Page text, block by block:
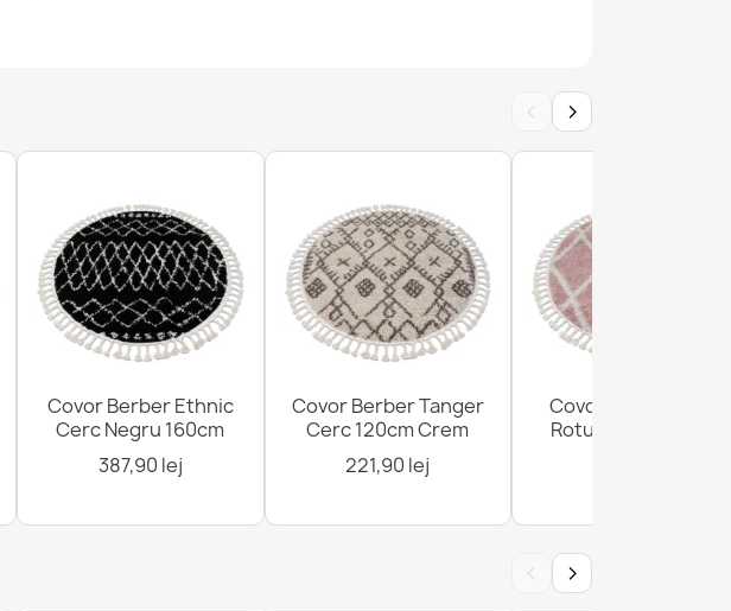
Covor SHAPE Urs Shaggy - roz murdar pluș, antiderapant,
spălabil
Covor SHAPE Urs Shaggy - albastru pluș, antiderapant,
spălabil
‹ ›
Covor Berber Ethnic
Cerc Negru 160cm
387,90 lej
Covor Berber Tanger
Cerc 120cm Crem
221,90 lej
Covor Berber Troik
Rotund 120cm Roz
‹ ›